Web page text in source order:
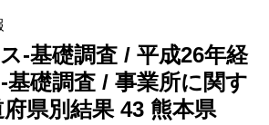
‐基礎調査 / 平成26年経
基礎調査 / 事業所に関す
県別結果 43 熊本県